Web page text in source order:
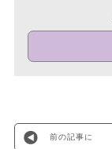
前の記事に